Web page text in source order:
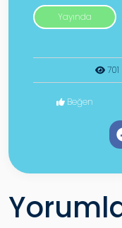
Yayında
Beğen